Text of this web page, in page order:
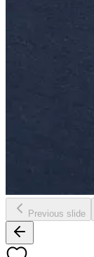
Previous slide